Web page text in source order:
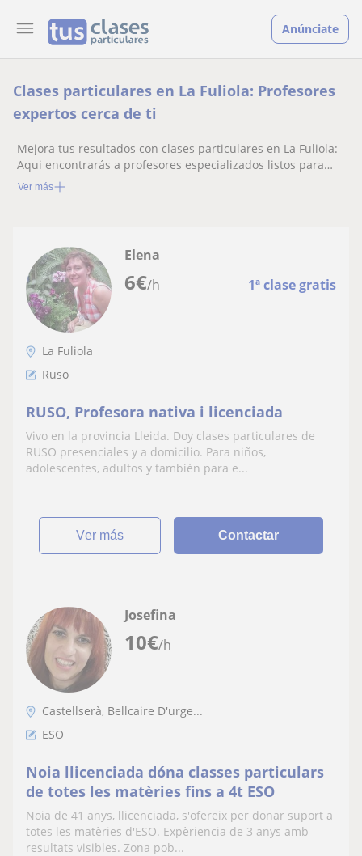
Anúnciate
Clases particulares en La Fuliola: Profesores
expertos cerca de ti
Mejora tus resultados con clases particulares en La Fuliola:
Aqui encontrarás a profesores especializados listos para
ayudarte.
Ver más
6€/h 1ª clase gratis
Elena
La Fuliola
Ruso
RUSO, Profesora nativa i licenciada
Vivo en la provincia Lleida. Doy clases particulares de
RUSO presenciales y a domicilio. Para niños,
adolescentes, adultos y también para e...
ver más Contactar
10€/h
Josefina
Castellserà, Bellcaire D'urge...
ESO
Noia llicenciada dóna classes particulars
de totes les matèries fins a 4t ESO
Noia de 41 anys, llicenciada, s'ofereix per donar suport a
totes les matèries d'ESO. Expèriencia de 3 anys amb
resultats visibles. Zona pob...